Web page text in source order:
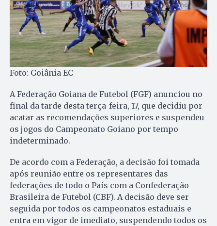
Foto: Goiânia EC
A Federação Goiana de Futebol (FGF) anunciou no
final da tarde desta terça-feira, 17, que decidiu por
acatar as recomendações superiores e suspendeu
os jogos do Campeonato Goiano por tempo
indeterminado.
De acordo com a Federação, a decisão foi tomada
após reunião entre os representares das
federações de todo o País com a Confederação
Brasileira de Futebol (CBF). A decisão deve ser
seguida por todos os campeonatos estaduais e
entra em vigor de imediato, suspendendo todos os